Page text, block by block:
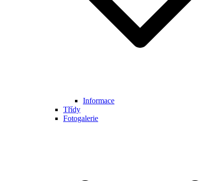
Informace
Třídy
Fotogalerie